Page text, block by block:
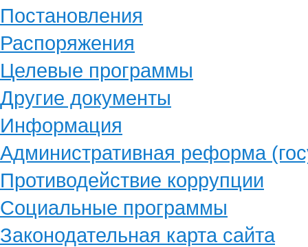
Постановления
Распоряжения
Целевые программы
Другие документы
Информация
Административная реформа
Противодействие коррупции
Социальные программы
Законодательная карта сайта